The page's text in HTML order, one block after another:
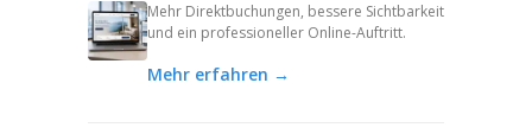
Mehr Direktbuchungen, bessere Sichtbarkeit
und ein professioneller Online-Auftritt.
Mehr erfahren →